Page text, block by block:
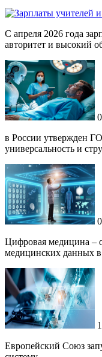
С апреля 2026 года
авторитет и высокий
в России утвержден
универсальность и
Цифровая медицина –
медицинских данных
Европейский Союз